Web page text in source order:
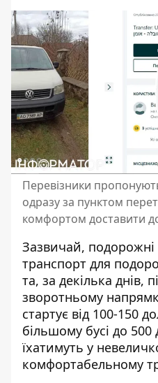
Перевізники
одразу за пунктом
комфортом доставити
Зазвичай,
транспорт для
та, за декілька днів,
зворотньому
стартує від 100-150
більшому бусі до 500
їхатимуть у
комфортабельному